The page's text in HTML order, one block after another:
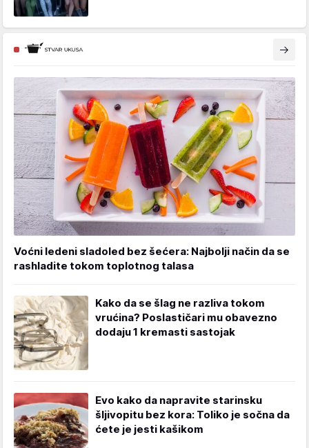
Voćni ledeni sladoled bez šećera: Najbolji način da se
rashladite tokom toplotnog talasa
Kako da se šlag ne razliva tokom
vrućina? Poslastičari mu obavezno
dodaju 1 kremasti sastojak
Evo kako da napravite starinsku
šljivopitu bez kora: Toliko je sočna da
ćete je jesti kašikom